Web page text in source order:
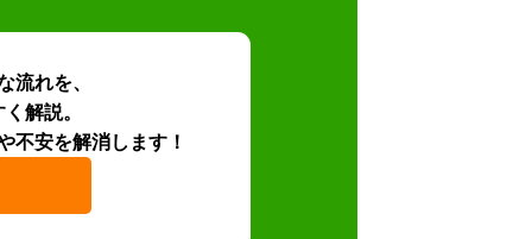
流れを、
解説。
不安を解消します！